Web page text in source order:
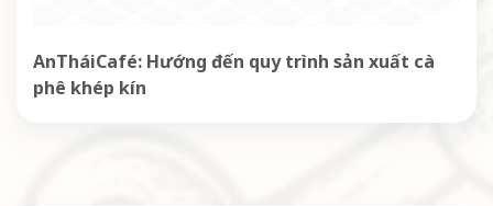
AnTháiCafé: Hướng đến quy trình sản xuất cà
phê khép kín